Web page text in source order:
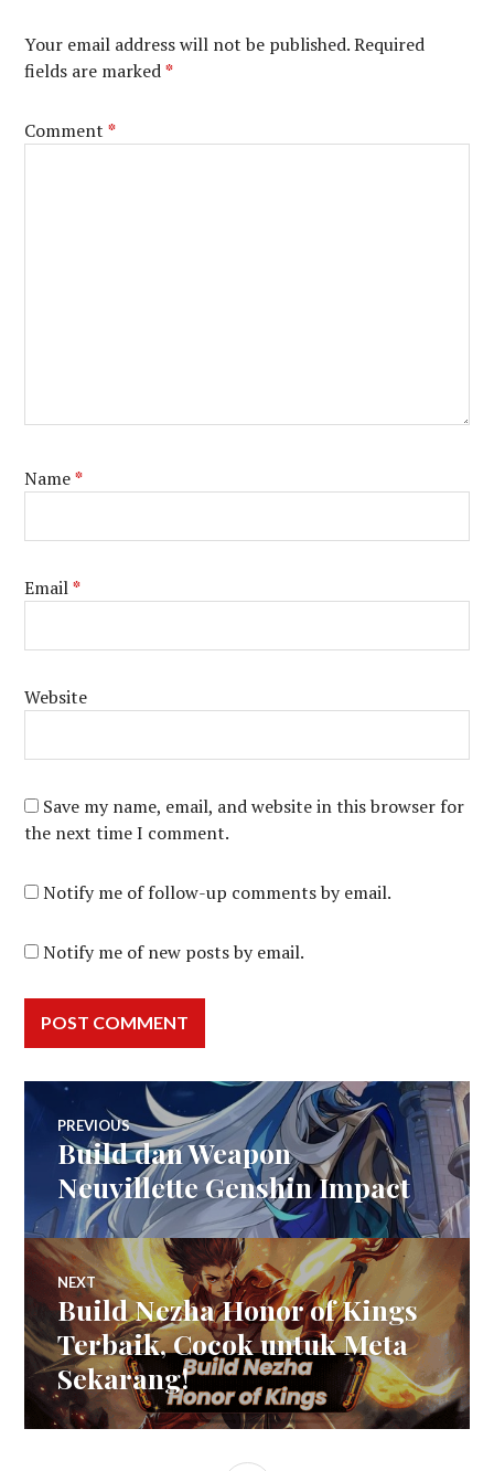
Your email address will not be published. Required
fields are marked*
Comment*
Name*
Email*
Website
Save my name, email, and website in this browser for
the next time I comment.
Notify me of follow-up comments by email.
Notify me of new posts by email.
Post
navigation
PREVIOUS
Previous
post:
Build dan Weapon
Neuvillette Genshin Impact
NEXT
Next
post:
Build Nezha Honor of Kings
Terbaik, Cocok untuk Meta
Sekarang!